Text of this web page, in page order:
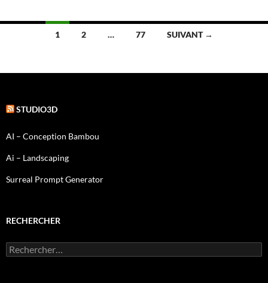
Navigation
articles
1 2 … 77 SUIVANT →
STUDIO3D
AI – Conception Bambou
Ai – Landscaping
Surreal Prompt Generator
RECHERCHER
Rechercher :